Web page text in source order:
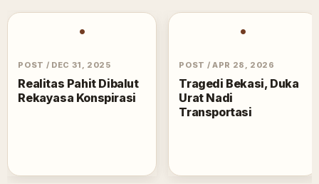
•
POST / DEC 31, 2025
Realitas Pahit Dibalut
Rekayasa Konspirasi
•
POST / APR 28, 2026
Tragedi Bekasi, Duka
Urat Nadi
Transportasi